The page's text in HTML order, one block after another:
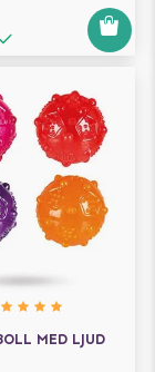
MED LJUD